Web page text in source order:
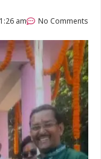
am No Comments